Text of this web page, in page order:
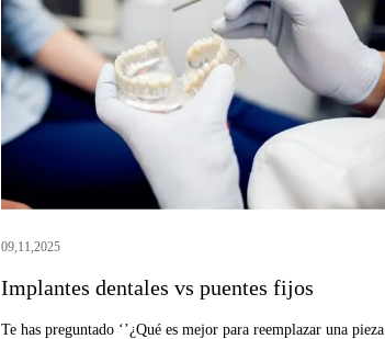
vs
puentes
fijos
09,11,2025
Implantes dentales vs puentes fijos
Te has preguntado ‘’¿Qué es mejor para reemplazar una pieza